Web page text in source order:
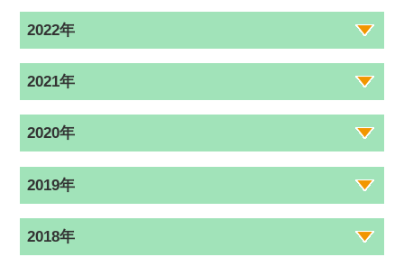
2022年
2021年
2020年
2019年
2018年